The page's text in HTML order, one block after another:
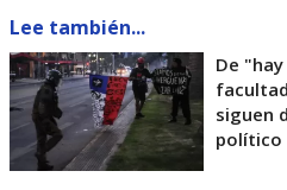
Lee también...
De
siguen
político